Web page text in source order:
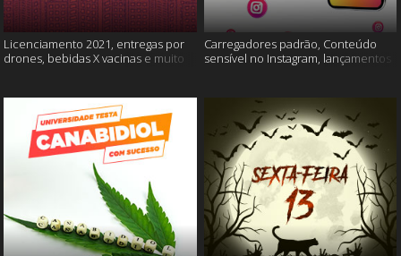
Licenciamento 2021, entregas por
drones, bebidas X vacinas e muito
Carregadores padrão, Conteúdo
sensível no Instagram, lançamentos